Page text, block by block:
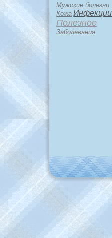
Мужские болезни
Кожа Инфекции
Полезное
Заболевания